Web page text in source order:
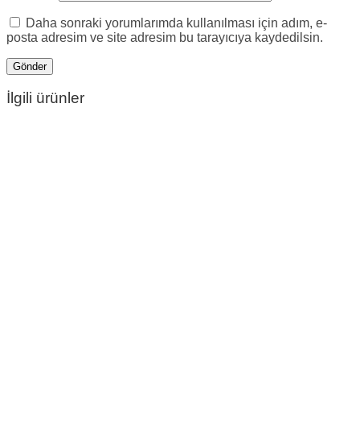
Daha sonraki yorumlarımda kullanılması için adım, e-
posta adresim ve site adresim bu tarayıcıya kaydedilsin.
İlgili ürünler